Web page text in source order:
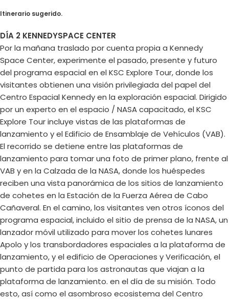
Itinerario sugerido.
DÍA 2 KENNEDYSPACE CENTER
Por la mañana traslado por cuenta propia a Kennedy
Space Center, experimente el pasado, presente y futuro
del programa espacial en el KSC Explore Tour, donde los
visitantes obtienen una visión privilegiada del papel del
Centro Espacial Kennedy en la exploración espacial. Dirigido
por un experto en el espacio / NASA capacitado, el KSC
Explore Tour incluye vistas de las plataformas de
lanzamiento y el Edificio de Ensamblaje de Vehículos (VAB).
El recorrido se detiene entre las plataformas de
lanzamiento para tomar una foto de primer plano, frente al
VAB y en la Calzada de la NASA, donde los huéspedes
reciben una vista panorámica de los sitios de lanzamiento
de cohetes en la Estación de la Fuerza Aérea de Cabo
Cañaveral. En el camino, los visitantes ven otros íconos del
programa espacial, incluido el sitio de prensa de la NASA, un
lanzador móvil utilizado para mover los cohetes lunares
Apolo y los transbordadores espaciales a la plataforma de
lanzamiento, y el edificio de Operaciones y Verificación, el
punto de partida para los astronautas que viajan a la
plataforma de lanzamiento. en el día de su misión. Todo
esto, así como el asombroso ecosistema del Centro